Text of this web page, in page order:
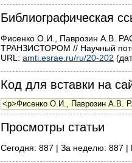
Библиографическая
Фисенко О.И., Паврозин А.В.
ТРАНЗИСТОРОМ // Научный
URL: amti.esrae.ru/ru/20-202
Код для вставки на
Просмотры статьи
Сегодня: 887 | За неделю: 887 |